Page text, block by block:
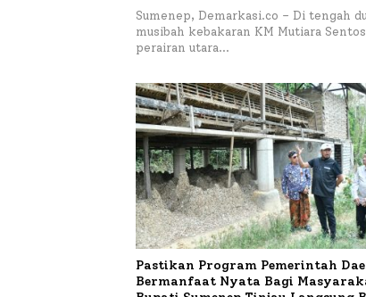
Sumenep, Demarkasi.co – Di tengah
musibah kebakaran KM Mutiara
perairan utara…
Pastikan Program Pemerintah
Bermanfaat Nyata Bagi